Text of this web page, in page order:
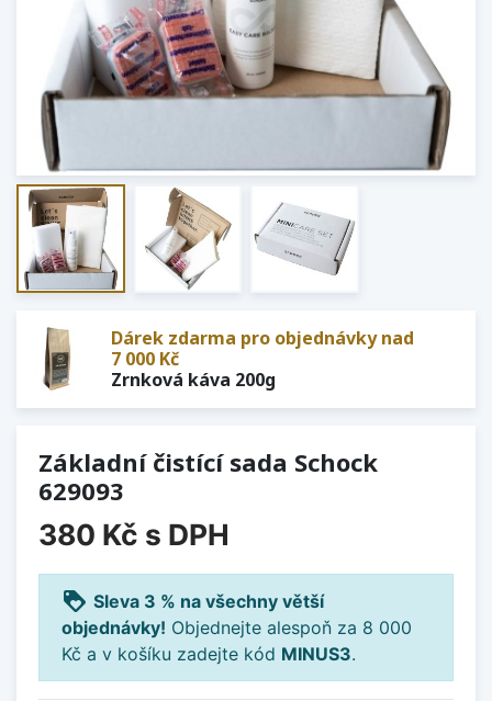
Dárek zdarma pro objednávky nad
7 000 Kč
Zrnková káva 200g
Základní čistící sada Schock
629093
380 Kč s DPH
loyalty Sleva 3 % na všechny větší
objednávky! Objednejte alespoň za 8 000
Kč a v košíku zadejte kód MINUS3.